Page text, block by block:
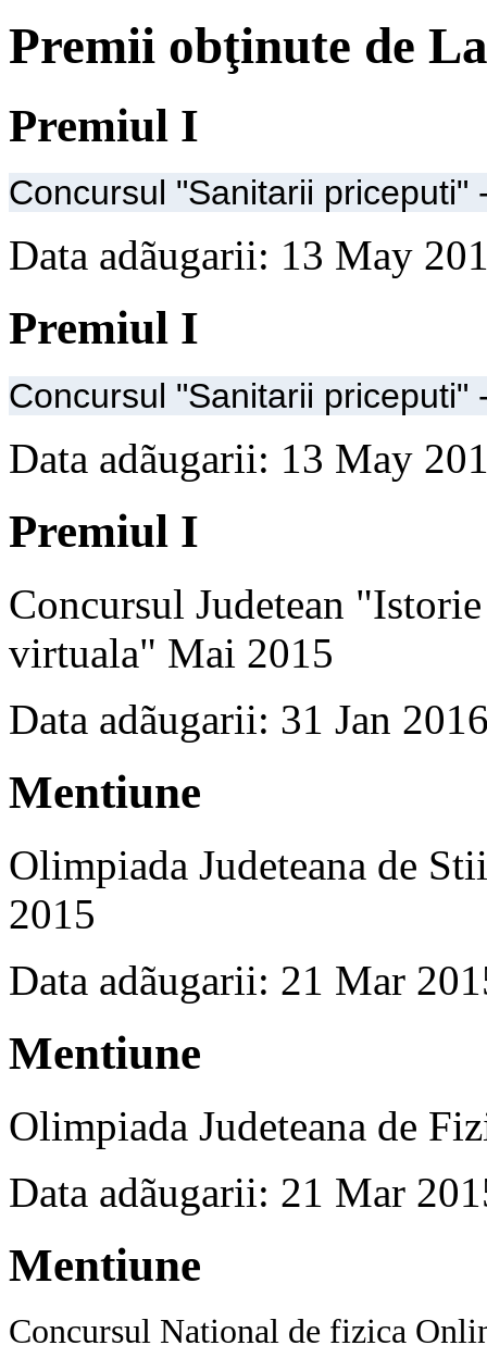
Premii obţinute de
Premiul I
Concursul "Sanitarii
Data adãugarii: 13 May
Premiul I
Concursul "Sanitarii
Data adãugarii: 13 May
Premiul I
Concursul Judetean
virtuala" Mai 2015
Data adãugarii: 31 Jan
Mentiune
Olimpiada Judeteana de
2015
Data adãugarii: 21 Mar
Mentiune
Olimpiada Judeteana de
Data adãugarii: 21 Mar
Mentiune
Concursul National de fizica